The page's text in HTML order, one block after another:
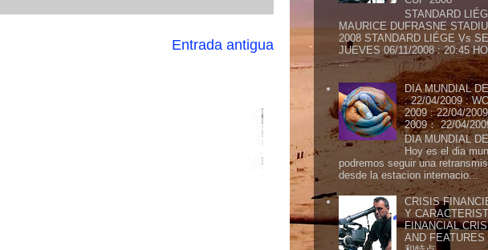
Entrada antigua
STANDARD
MAURICE DUFRASNE
2008 STANDARD LIÉGE Vs
JUEVES 06/11/2008 : 20:45
...
DIA MUNDIAL
: 22/04/2009 :
2009 : 22/04/
2009： 22/04/
DIA MUNDIAL
Hoy es el dia
podremos seguir una
desde la estacion internacio...
CRISIS
Y
FINANCIAL
AND